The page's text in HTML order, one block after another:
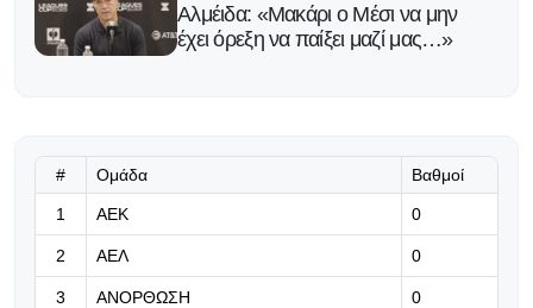
Αλμέιδα: «Μακάρι ο Μέσι να μην
έχει όρεξη να παίξει μαζί μας…»
«Η ανοικτή προπόνηση του
# Ομάδα Βαθμοί
1 ΑΕΚ 0
2 ΑΕΛ 0
3 ΑΝΟΡΘΩΣΗ 0